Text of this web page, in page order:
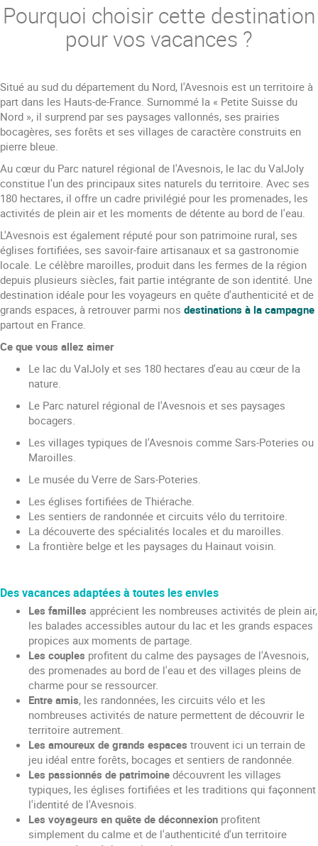
Pourquoi choisir cette destination
pour vos vacances ?
Situé au sud du département du Nord, l'Avesnois est un territoire à
part dans les Hauts-de-France. Surnommé la « Petite Suisse du
Nord », il surprend par ses paysages vallonnés, ses prairies
bocagères, ses forêts et ses villages de caractère construits en
pierre bleue.
Au cœur du Parc naturel régional de l'Avesnois, le lac du ValJoly
constitue l'un des principaux sites naturels du territoire. Avec ses
180 hectares, il offre un cadre privilégié pour les promenades, les
activités de plein air et les moments de détente au bord de l'eau.
L'Avesnois est également réputé pour son patrimoine rural, ses
églises fortifiées, ses savoir-faire artisanaux et sa gastronomie
locale. Le célèbre maroilles, produit dans les fermes de la région
depuis plusieurs siècles, fait partie intégrante de son identité. Une
destination idéale pour les voyageurs en quête d'authenticité et de
grands espaces, à retrouver parmi nos destinations à la campagne
partout en France.
Ce que vous allez aimer
Le lac du ValJoly et ses 180 hectares d'eau au cœur de la
nature.
Le Parc naturel régional de l'Avesnois et ses paysages
bocagers.
Les villages typiques de l'Avesnois comme Sars-Poteries ou
Maroilles.
Le musée du Verre de Sars-Poteries.
Les églises fortifiées de Thiérache.
Les sentiers de randonnée et circuits vélo du territoire.
La découverte des spécialités locales et du maroilles.
La frontière belge et les paysages du Hainaut voisin.
Des vacances adaptées à toutes les envies
Les familles apprécient les nombreuses activités de plein air,
les balades accessibles autour du lac et les grands espaces
propices aux moments de partage.
Les couples profitent du calme des paysages de l'Avesnois,
des promenades au bord de l'eau et des villages pleins de
charme pour se ressourcer.
Entre amis, les randonnées, les circuits vélo et les
nombreuses activités de nature permettent de découvrir le
territoire autrement.
Les amoureux de grands espaces trouvent ici un terrain de
jeu idéal entre forêts, bocages et sentiers de randonnée.
Les passionnés de patrimoine découvrent les villages
typiques, les églises fortifiées et les traditions qui façonnent
l'identité de l'Avesnois.
Les voyageurs en quête de déconnexion profitent
simplement du calme et de l'authenticité d'un territoire